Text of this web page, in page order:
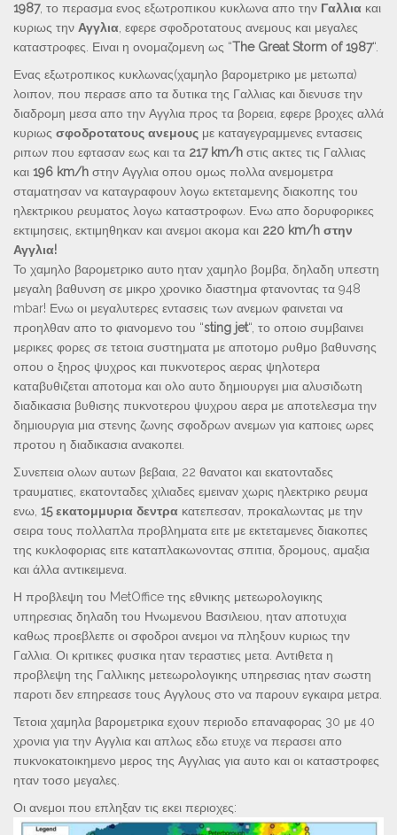
1987, το περασμα ενος εξωτροπικου κυκλωνα απο την Γαλλια και
κυριως την Αγγλια , εφερε σφοδροτατους ανεμους και μεγαλες
καταστροφες. Ειναι η ονομαζομενη ως “The Great Storm of 1987“.
Ενας εξωτροπικος κυκλωνας(χαμηλο βαρομετρικο με μετωπα)
λοιπον, που περασε απο τα δυτικα της Γαλλιας και διενυσε την
διαδρομη μεσα απο την Αγγλια προς τα βορεια, εφερε βροχες αλλά
κυριως σφοδροτατους ανεμους με καταγεγραμμενες εντασεις
ριπων που εφτασαν εως και τα 217 km/h στις ακτες τις Γαλλιας
και 196 km/h στην Αγγλια οπου ομως πολλα ανεμομετρα
σταματησαν να καταγραφουν λογω εκτεταμενης διακοπης του
ηλεκτρικου ρευματος λογω καταστροφων. Ενω απο δορυφορικες
εκτιμησεις, εκτιμηθηκαν και ανεμοι ακομα και 220 km/h στην
Αγγλια!
Το χαμηλο βαρομετρικο αυτο ηταν χαμηλο βομβα, δηλαδη υπεστη
μεγαλη βαθυνση σε μικρο χρονικο διαστημα φτανοντας τα 948
mbar! Ενω οι μεγαλυτερες εντασεις των ανεμων φαινεται να
προηλθαν απο το φιανομενο του “sting jet“, το οποιο συμβαινει
μερικες φορες σε τετοια συστηματα με αποτομο ρυθμο βαθυνσης
οπου ο ξηρος ψυχρος και πυκνοτερος αερας ψηλοτερα
καταβυθιζεται αποτομα και ολο αυτο δημιουργει μια αλυσιδωτη
διαδικασια βυθισης πυκνοτερου ψυχρου αερα με αποτελεσμα την
δημιουργια μια στενης ζωνης σφοδρων ανεμων για καποιες ωρες
προτου η διαδικασια ανακοπει.
Συνεπεια ολων αυτων βεβαια, 22 θανατοι και εκατονταδες
τραυματιες, εκατονταδες χιλιαδες εμειναν χωρις ηλεκτρικο ρευμα
ενω, 15 εκατομμυρια δεντρα κατεπεσαν, προκαλωντας με την
σειρα τους πολλαπλα προβληματα ειτε με εκτεταμενες διακοπες
της κυκλοφοριας ειτε καταπλακωνοντας σπιτια, δρομους, αμαξια
και άλλα αντικειμενα.
Η προβλεψη του MetOffice της εθνικης μετεωρολογικης
υπηρεσιας δηλαδη του Ηνωμενου Βασιλειου, ηταν αποτυχια
καθως προεβλεπε οι σφοδροι ανεμοι να πληξουν κυριως την
Γαλλια. Οι κριτικες φυσικα ηταν τεραστιες μετα. Αντιθετα η
προβλεψη της Γαλλικης μετεωρολογικης υπηρεσιας ηταν σωστη
παροτι δεν επηρεασε τους Αγγλους στο να παρουν εγκαιρα μετρα.
Τετοια χαμηλα βαρομετρικα εχουν περιοδο επαναφορας 30 με 40
χρονια για την Αγγλια και απλως εδω ετυχε να περασει απο
πυκνοκατοικημενο μερος της Αγγλιας για αυτο και οι καταστροφες
ηταν τοσο μεγαλες.
Οι ανεμοι που επληξαν τις εκει περιοχες: